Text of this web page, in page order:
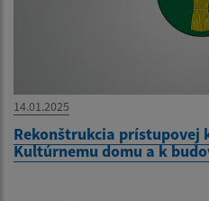
14.01.2025
Rekonštrukcia prístupovej
Kultúrnemu domu a k